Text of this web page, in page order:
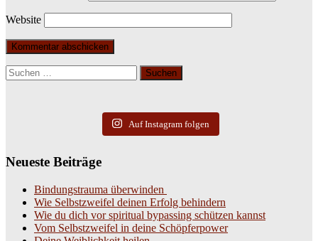
Website
Suchen
nach:
Auf Instagram folgen
Neueste Beiträge
Bindungstrauma überwinden
Wie Selbstzweifel deinen Erfolg behindern
Wie du dich vor spiritual bypassing schützen kannst
Vom Selbstzweifel in deine Schöpferpower